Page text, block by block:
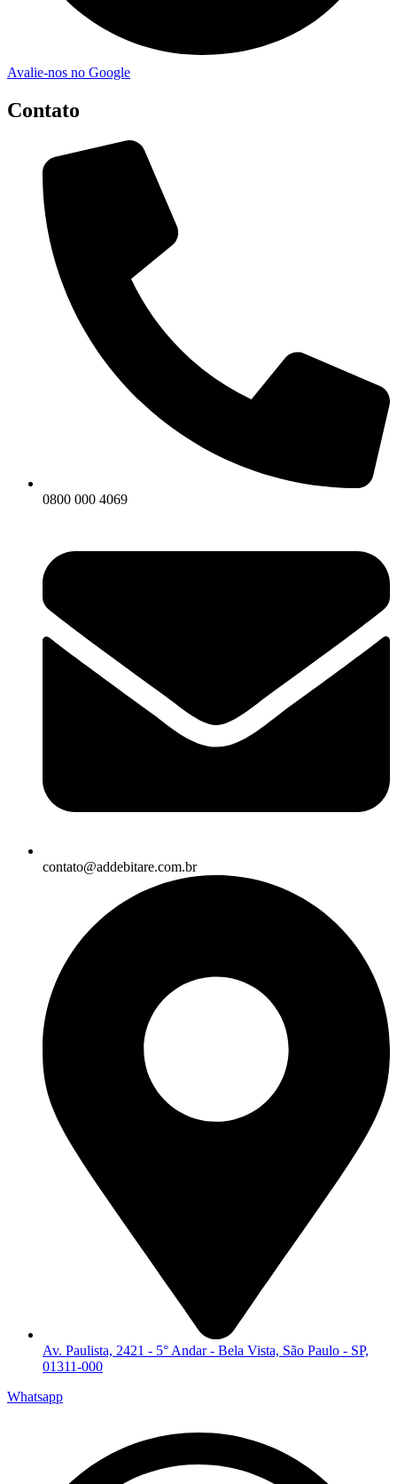
Avalie-nos no Google
Contato
0800 000 4069
contato@addebitare.com.br
Av. Paulista, 2421 - 5° Andar - Bela Vista, São Paulo - SP,
01311-000
Whatsapp